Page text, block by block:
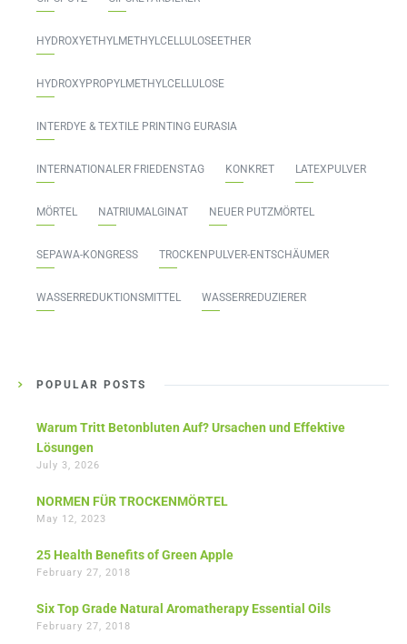
HYDROXYETHYLMETHYLCELLULOSEETHER
HYDROXYPROPYLMETHYLCELLULOSE
INTERDYE & TEXTILE PRINTING EURASIA
INTERNATIONALER FRIEDENSTAG KONKRET LATEXPULVER
MÖRTEL NATRIUMALGINAT NEUER PUTZMÖRTEL
SEPAWA-KONGRESS TROCKENPULVER-ENTSCHÄUMER
WASSERREDUKTIONSMITTEL WASSERREDUZIERER
POPULAR POSTS
Warum Tritt Betonbluten Auf? Ursachen und Effektive
Lösungen
July 3, 2026
NORMEN FÜR TROCKENMÖRTEL
May 12, 2023
25 Health Benefits of Green Apple
February 27, 2018
Six Top Grade Natural Aromatherapy Essential Oils
February 27, 2018